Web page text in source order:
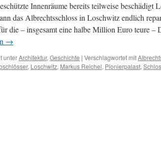
Innenräume bereits teilweise beschädigt
das Albrechtsschloss in Loschwitz endlich
die – insgesamt eine halbe Million Euro teure –
→
unterArchitektur, Geschichte | Verschlagwortet mit
, Loschwitz, Markus Reichel, Pionierpalast,